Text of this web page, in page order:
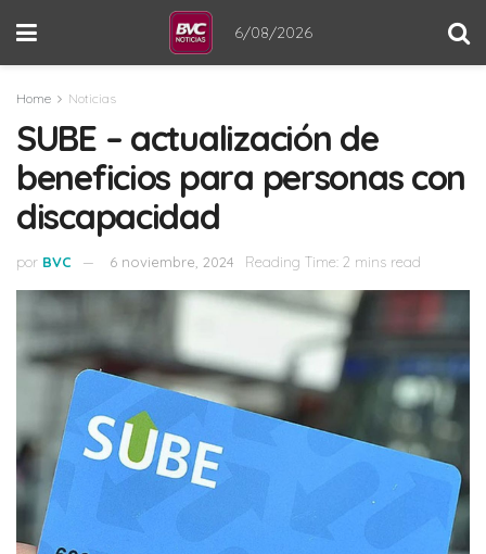
6/08/2026
Home Noticias
SUBE – actualización de
beneficios para personas con
discapacidad
por BVC 6 noviembre, 2024 Reading Time: 2 mins read